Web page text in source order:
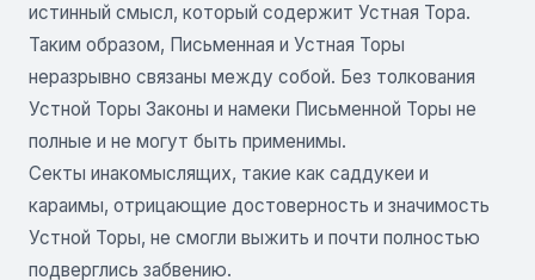
истинный смысл, который содержит Устная Тора.
Таким образом, Письменная и Устная Торы
неразрывно связаны между собой. Без толкования
Устной Торы Законы и намеки Письменной Торы не
полные и не могут быть применимы.
Секты инакомыслящих, такие как саддукеи и
караимы, отрицающие достоверность и значимость
Устной Торы, не смогли выжить и почти полностью
подверглись забвению.